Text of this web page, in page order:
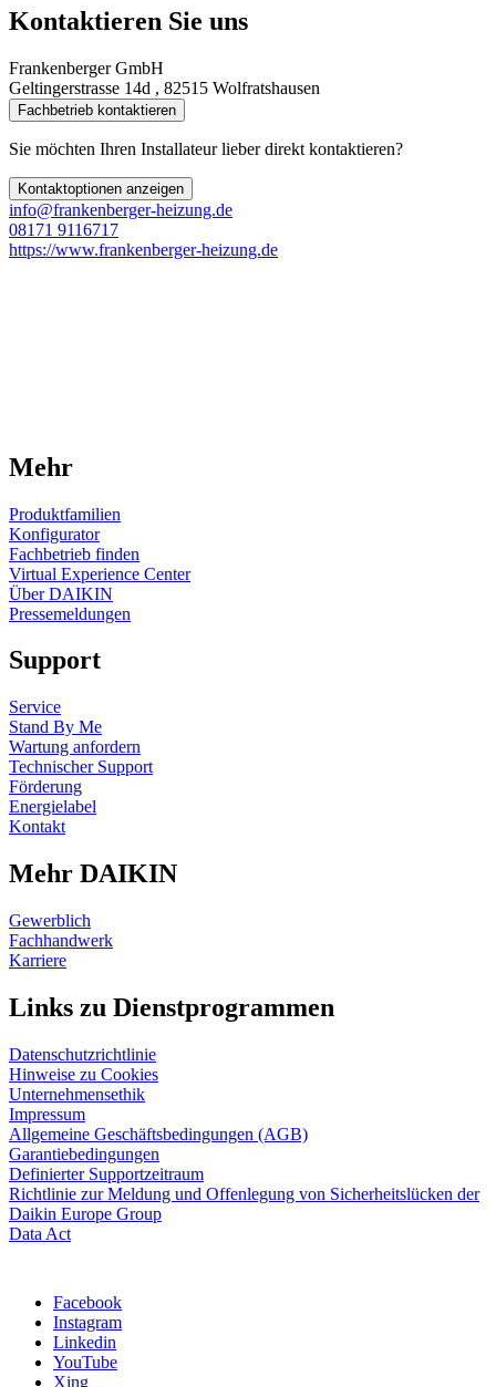
Kontaktieren Sie uns
Frankenberger GmbH
Geltingerstrasse 14d , 82515 Wolfratshausen
Fachbetrieb kontaktieren
Sie möchten Ihren Installateur lieber direkt kontaktieren?
Kontaktoptionen anzeigen
info@frankenberger-heizung.de
08171 9116717
https://www.frankenberger-heizung.de
Mehr
Produktfamilien
Konfigurator
Fachbetrieb finden
Virtual Experience Center
Über DAIKIN
Pressemeldungen
Support
Service
Stand By Me
Wartung anfordern
Technischer Support
Förderung
Energielabel
Kontakt
Mehr DAIKIN
Gewerblich
Fachhandwerk
Karriere
Links zu Dienstprogrammen
Datenschutzrichtlinie
Hinweise zu Cookies
Unternehmensethik
Impressum
Allgemeine Geschäftsbedingungen (AGB)
Garantiebedingungen
Definierter Supportzeitraum
Richtlinie zur Meldung und Offenlegung von Sicherheitslücken der
Daikin Europe Group
Data Act
Facebook
Instagram
Linkedin
YouTube
Xing